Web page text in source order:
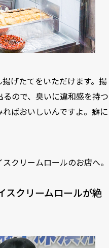
げたてをいただけます。揚
ので、臭いに違和感を持つ
ばおいしいんですよ。癖に
クリームロールのお店へ。
スクリームロールが絶